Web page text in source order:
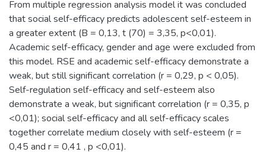
From multiple regression analysis model it was concluded
that social self-efficacy predicts adolescent self-esteem in
a greater extent (B = 0,13, t (70) = 3,35, p<0,01).
Academic self-efficacy, gender and age were excluded from
this model. RSE and academic self-efficacy demonstrate a
weak, but still significant correlation (r = 0,29, p < 0,05).
Self-regulation self-efficacy and self-esteem also
demonstrate a weak, but significant correlation (r = 0,35, p
<0,01); social self-efficacy and all self-efficacy scales
together correlate medium closely with self-esteem (r =
0,45 and r = 0,41 , p <0,01).